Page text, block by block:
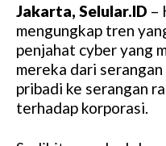
Jakarta, Selular.ID –
mengungkap tren
penjahat cyber yang
mereka dari
pribadi ke serangan
terhadap korporasi.